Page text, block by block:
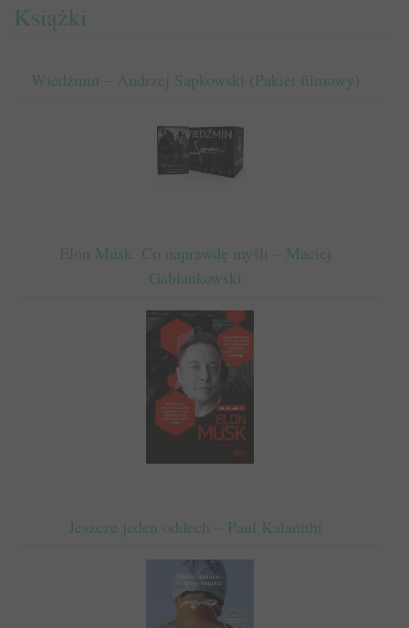
Książki
Wiedźmin – Andrzej Sapkowski (Pakiet filmowy)
Elon Musk. Co naprawdę myśli – Maciej
Gablankowski
Jeszcze jeden oddech – Paul Kalanithi